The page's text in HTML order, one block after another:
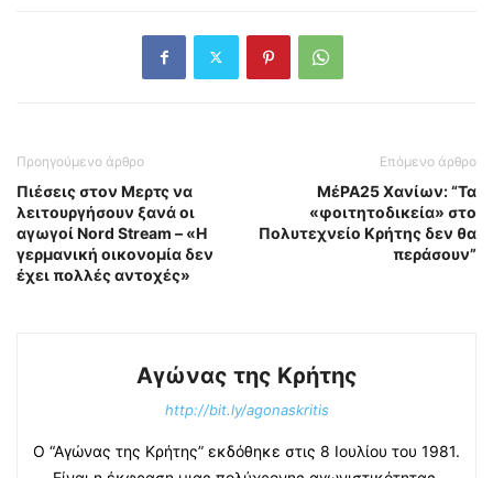
Προηγούμενο άρθρο
Πιέσεις στον Μερτς να
λειτουργήσουν ξανά οι
αγωγοί Nord Stream – «Η
γερμανική οικονομία δεν
έχει πολλές αντοχές»
Επόμενο άρθρο
ΜέΡΑ25 Χανίων: “Τα
«φοιτητοδικεία» στο
Πολυτεχνείο Κρήτης δεν θα
περάσουν”
Αγώνας της Κρήτης
http://bit.ly/agonaskritis
Ο “Αγώνας της Κρήτης” εκδόθηκε στις 8 Ιουλίου του 1981.